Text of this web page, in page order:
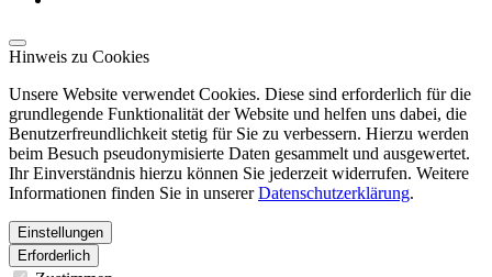
Hinweis zu Cookies
Unsere Website verwendet Cookies. Diese sind erforderlich für die
grundlegende Funktionalität der Website und helfen uns dabei, die
Benutzerfreundlichkeit stetig für Sie zu verbessern. Hierzu werden
beim Besuch pseudonymisierte Daten gesammelt und ausgewertet.
Ihr Einverständnis hierzu können Sie jederzeit widerrufen. Weitere
Informationen finden Sie in unsererDatenschutzerklärung.
Einstellungen
Erforderlich